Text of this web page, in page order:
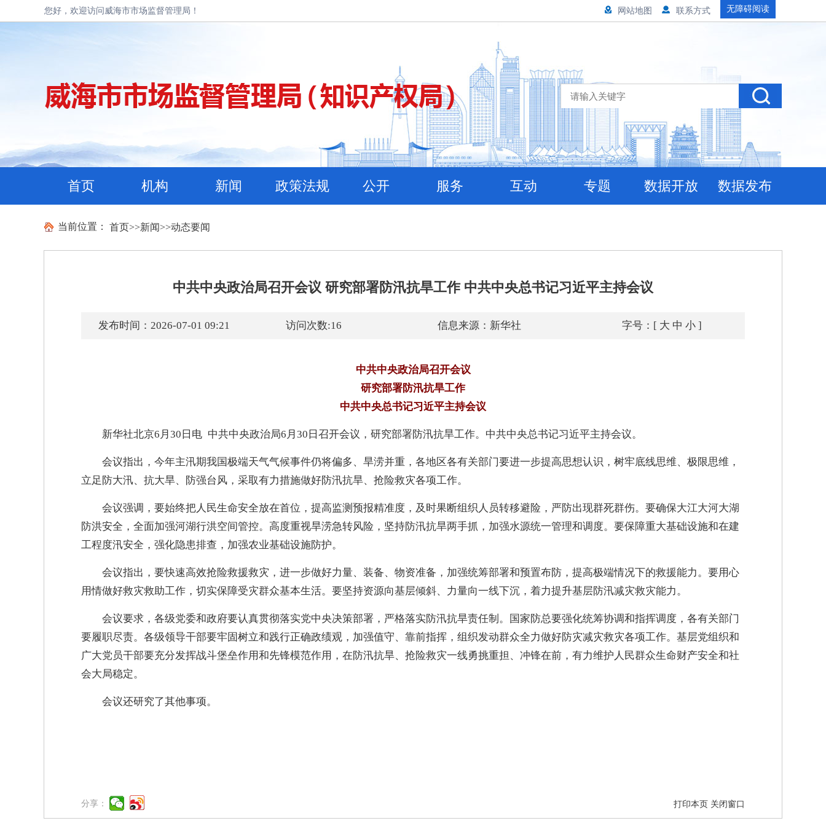
您好，欢迎访问威海市市场监督管理局！ 无障碍阅读
联系方式
网站地图
首页 机构 新闻 政策法规 公开 服务 互动 专题 数据开放 数据发布
当前位置： 首页>>新闻>>动态要闻
中共中央政治局召开会议 研究部署防汛抗旱工作 中共中央总书记习近平主持会议
发布时间：2026-07-01 09:21 访问次数:16 信息来源： 新华社 字号：[ 大 中 小 ]
中共中央政治局召开会议
研究部署防汛抗旱工作
中共中央总书记习近平主持会议
新华社北京6月30日电 中共中央政治局6月30日召开会议，研究部署防汛抗旱工作。中共中央总书记习近平主持会议。
会议指出，今年主汛期我国极端天气气候事件仍将偏多、旱涝并重，各地区各有关部门要进一步提高思想认识，树牢底线思维、极限思维，
立足防大汛、抗大旱、防强台风，采取有力措施做好防汛抗旱、抢险救灾各项工作。
会议强调，要始终把人民生命安全放在首位，提高监测预报精准度，及时果断组织人员转移避险，严防出现群死群伤。要确保大江大河大湖
防洪安全，全面加强河湖行洪空间管控。高度重视旱涝急转风险，坚持防汛抗旱两手抓，加强水源统一管理和调度。要保障重大基础设施和在建
工程度汛安全，强化隐患排查，加强农业基础设施防护。
会议指出，要快速高效抢险救援救灾，进一步做好力量、装备、物资准备，加强统筹部署和预置布防，提高极端情况下的救援能力。要用心
用情做好救灾救助工作，切实保障受灾群众基本生活。要坚持资源向基层倾斜、力量向一线下沉，着力提升基层防汛减灾救灾能力。
会议要求，各级党委和政府要认真贯彻落实党中央决策部署，严格落实防汛抗旱责任制。国家防总要强化统筹协调和指挥调度，各有关部门
要履职尽责。各级领导干部要牢固树立和践行正确政绩观，加强值守、靠前指挥，组织发动群众全力做好防灾减灾救灾各项工作。基层党组织和
广大党员干部要充分发挥战斗堡垒作用和先锋模范作用，在防汛抗旱、抢险救灾一线勇挑重担、冲锋在前，有力维护人民群众生命财产安全和社
会大局稳定。
会议还研究了其他事项。
分享： 打印本页 关闭窗口